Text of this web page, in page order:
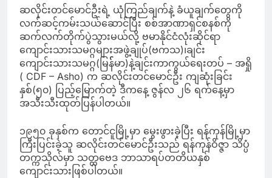
ဆလိုင်းတင်မောင်ဦးရဲ့ ယုံကြည်ချက်နဲ့ ခံယူချက်တွေကို
လက်ဆင့်ကမ်းသယ်ဆောင်ပြီး စစ်အာဏာရှင်စနစ်ကို
ဆက်လက်တိုက်ပွဲသွားမယ်လို့ ဗမာနိုင်ငံလုံးဆိုင်ရာ
ကျောင်းသားသမဂ္ဂများအဖွဲ့ချုပ်(ဗကသ)၊ချင်း
ကျောင်းသားသမဂ္ဂ(မြန််မာ)နဲ့ချင်းကာကွယ်ရေးတပ် – အရှို
( CDF – Asho) က ဆလိုင်းတင်မောင်ဦး ကျဆုံးခြင်း
နှစ်(၅၀) ပြည့်မြောက်တဲ့ ဒီကနေ့ ဇွန်လ ၂၆ ရက်နေ့မှာ
အသီးသီးထုတ်ပြန်ပါတယ်။
၁၉၅၀ ခုနှစ်က တောင်ငူမြို့မှာ မွေးဖွားခဲ့ပြီး ရန်ကုန်မြို့မှာ
ကြီးပြင်းခဲ့သူ ဆလိုင်းတင်မောင်ဦးသည် ရန်ကုန်ဝိဇ္ဇာ သိပ္ပံ
တက္ကသိုလ်မှာ သတ္တဗေဒ ဘာသာရပ်တတိယနှစ်
ကျောင်းသားဖြစ်ပါတယ်။